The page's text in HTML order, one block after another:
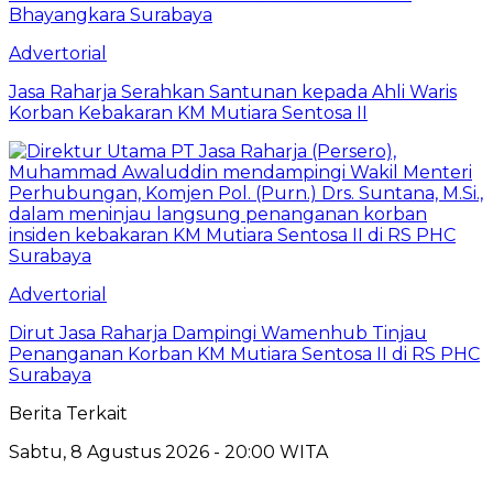
Advertorial
Jasa Raharja Serahkan Santunan kepada Ahli Waris
Korban Kebakaran KM Mutiara Sentosa II
Advertorial
Dirut Jasa Raharja Dampingi Wamenhub Tinjau
Penanganan Korban KM Mutiara Sentosa II di RS PHC
Surabaya
Berita Terkait
Sabtu, 8 Agustus 2026 - 20:00 WITA